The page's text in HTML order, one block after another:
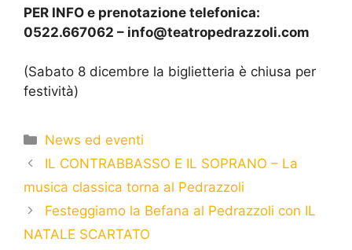
PER INFO e prenotazione telefonica:
0522.667062 – info@teatropedrazzoli.com
(Sabato 8 dicembre la biglietteria è chiusa per
festività)
News ed eventi
IL CONTRABBASSO E IL SOPRANO – La
musica classica torna al Pedrazzoli
Festeggiamo la Befana al Pedrazzoli con IL
NATALE SCARTATO